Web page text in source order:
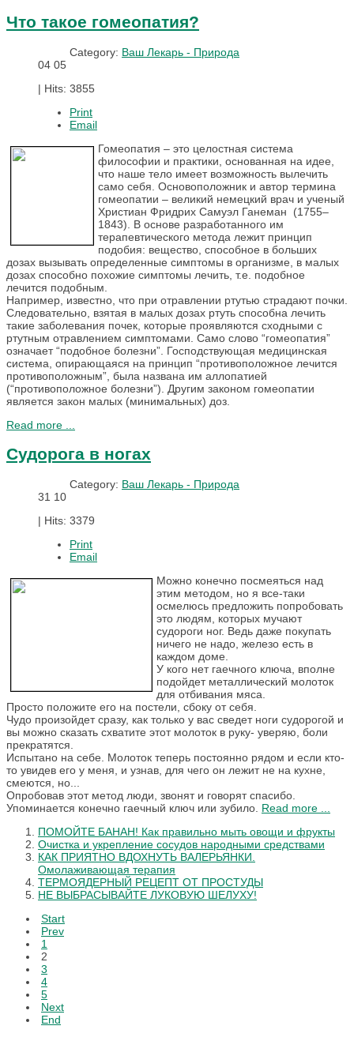
Что такое гомеопатия?
Category: Ваш Лекарь - Природа
04 05
| Hits: 3855
Print
Email
Гомеопатия – это целостная система
философии и практики, основанная на идее,
что наше тело имеет возможность вылечить
само себя. Основоположник и автор термина
гомеопатии – великий немецкий врач и ученый
Христиан Фридрих Самуэл Ганеман (1755–
1843). В основе разработанного им
терапевтического метода лежит принцип
подобия: вещество, способное в больших
дозах вызывать определенные симптомы в организме, в малых
дозах способно похожие симптомы лечить, т.е. подобное
лечится подобным.
Например, известно, что при отравлении ртутью страдают почки.
Следовательно, взятая в малых дозах ртуть способна лечить
такие заболевания почек, которые проявляются сходными с
ртутным отравлением симптомами. Само слово “гомеопатия”
означает “подобное болезни”. Господствующая медицинская
система, опирающаяся на принцип “противоположное лечится
противоположным”, была названа им аллопатией
(“противоположное болезни”). Другим законом гомеопатии
является закон малых (минимальных) доз.
Read more ...
Судорога в ногах
Category: Ваш Лекарь - Природа
31 10
| Hits: 3379
Print
Email
Можно конечно посмеяться над
этим методом, но я все-таки
осмелюсь предложить попробовать
это людям, которых мучают
судороги ног. Ведь даже покупать
ничего не надо, железо есть в
каждом доме.
У кого нет гаечного ключа, вполне
подойдет металлический молоток
для отбивания мяса.
Просто положите его на постели, сбоку от себя.
Чудо произойдет сразу, как только у вас сведет ноги судорогой и
вы можно сказать схватите этот молоток в руку- уверяю, боли
прекратятся.
Испытано на себе. Молоток теперь постоянно рядом и если кто-
то увидев его у меня, и узнав, для чего он лежит не на кухне,
смеются, но...
Опробовав этот метод люди, звонят и говорят спасибо.
Упоминается конечно гаечный ключ или зубило. Read more ...
ПОМОЙТЕ БАНАН! Как правильно мыть овощи и фрукты
Очистка и укрепление сосудов народными средствами
КАК ПРИЯТНО ВДОХНУТЬ ВАЛЕРЬЯНКИ.
Омолаживающая терапия
TЕРМОЯДЕРНЫЙ РЕЦЕПТ ОТ ПРОСТУДЫ
НЕ ВЫБРАСЫВАЙТЕ ЛУКОВУЮ ШЕЛУХУ!
Start
Prev
1
2
3
4
5
Next
End